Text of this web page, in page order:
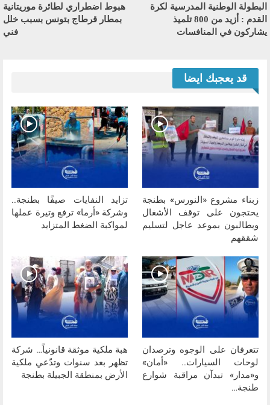
البطولة الوطنية المدرسية لكرة
القدم : أزيد من 800 تلميذ
يشاركون في المنافسات
هبوط اضطراري لطائرة موريتانية
بمطار قرطاج بتونس بسبب خلل
فني
قد يعجبك ايضا
زبناء مشروع «النورس» بطنجة
يحتجون على توقف الأشغال
ويطالبون بموعد عاجل لتسليم
شققهم
تزايد النفايات صيفًا بطنجة..
وشركة «أرما» ترفع وتيرة عملها
لمواكبة الضغط المتزايد
تتعرفان على الوجوه وترصدان
لوحات السيارات.. «أمان»
و«مدار» تبدآن مراقبة شوارع
طنجة…
هبة ملكية موثقة قانونياً… شركة
تظهر بعد سنوات وتدّعي ملكية
الأرض بمنطقة الجبيلة بطنجة